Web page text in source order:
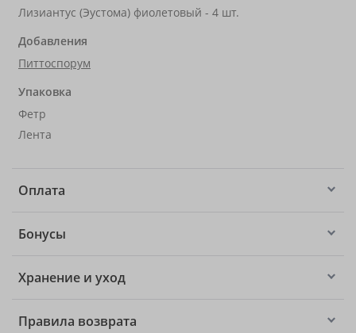
Лизиантус (Эустома) фиолетовый - 4 шт.
Добавления
Питтоспорум
Упаковка
Фетр
Лента
Оплата
Бонусы
Хранение и уход
Правила возврата